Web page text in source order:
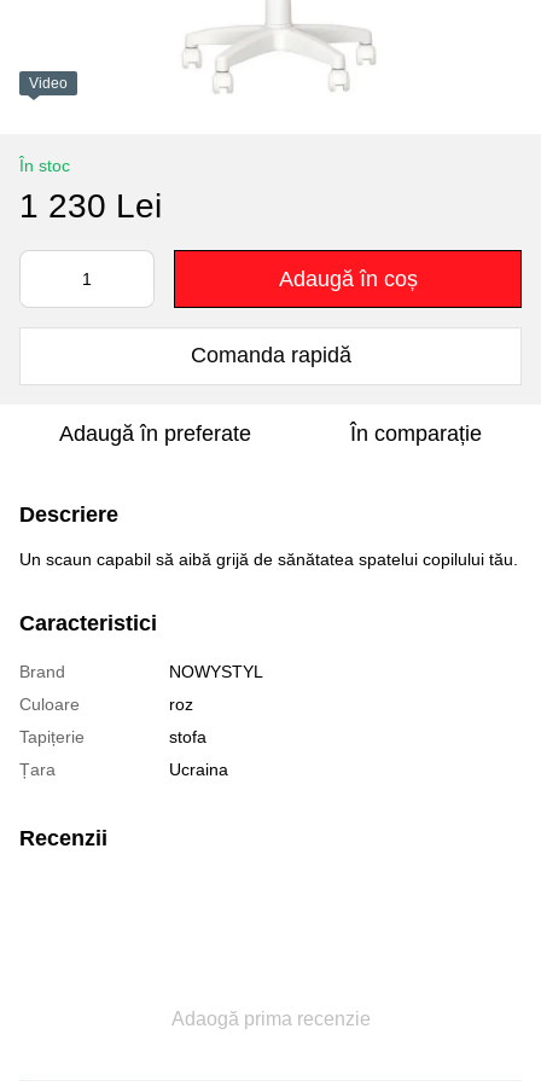
Video
În stoc
1 230 Lei
Adaugă în coș
Comanda rapidă
Adaugă în preferate În comparație
Descriere
Un scaun capabil să aibă grijă de sănătatea spatelui copilului tău.
Caracteristici
Brand
NOWYSTYL
Culoare
roz
Tapițerie
stofa
Țara
Ucraina
Recenzii
Adaogă prima recenzie